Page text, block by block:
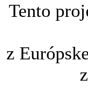
Tento
z